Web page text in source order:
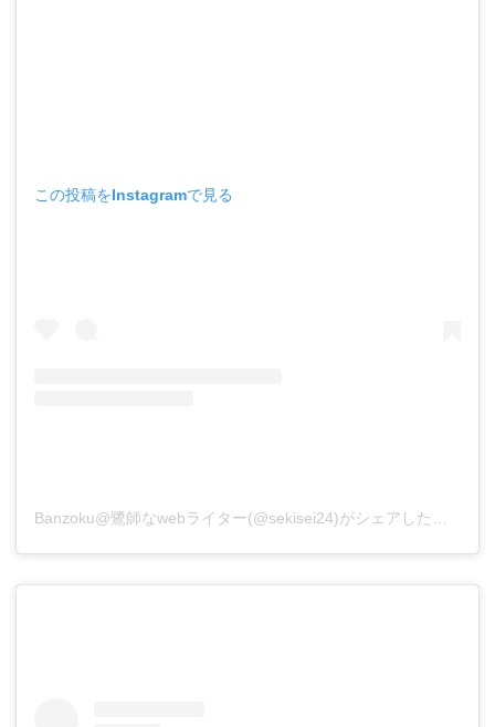
この投稿をInstagramで見る
Banzoku@鷺師なwebライター(@sekisei24)がシェアした投稿